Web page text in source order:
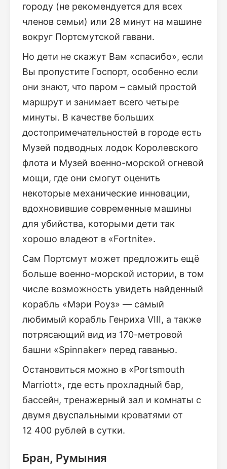
городу (не рекомендуется для всех
членов семьи) или 28 минут на машине
вокруг Портсмутской гавани.
Но дети не скажут Вам «спасибо», если
Вы пропустите Госпорт, особенно если
они знают, что паром – самый простой
маршрут и занимает всего четыре
минуты. В качестве больших
достопримечательностей в городе есть
Музей подводных лодок Королевского
флота и Музей военно-морской огневой
мощи, где они смогут оценить
некоторые механические инновации,
вдохновившие современные машины
для убийства, которыми дети так
хорошо владеют в «Fortnite».
Сам Портсмут может предложить ещё
больше военно-морской истории, в том
числе возможность увидеть найденный
корабль «Мэри Роуз» — самый
любимый корабль Генриха VIII, а также
потрясающий вид из 170-метровой
башни «Spinnaker» перед гаванью.
Остановиться можно в «Portsmouth
Marriott», где есть прохладный бар,
бассейн, тренажерный зал и комнаты с
двумя двуспальными кроватями от
12 400 рублей в сутки.
Бран, Румыния